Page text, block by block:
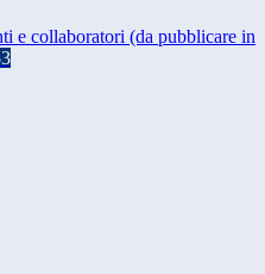
e collaboratori (da pubblicare in